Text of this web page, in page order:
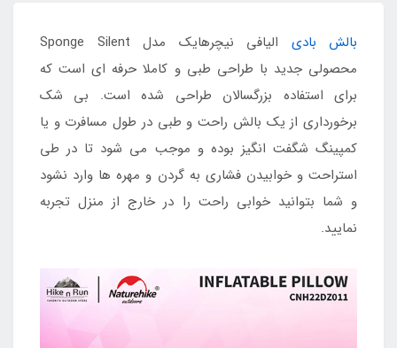
بالش بادی
الیافی نیچرهایک مدل Sponge Silent
محصولی جدید با طراحی طبی و کاملا حرفه ای است که
برای استفاده بزرگسالان طراحی شده است. بی شک
برخورداری از یک بالش راحت و طبی در طول مسافرت و یا
کمپینگ شگفت انگیز بوده و موجب می شود تا در طی
استراحت و خوابیدن فشاری به گردن و مهره ها وارد نشود
و شما بتوانید خوابی راحت را در خارج از منزل تجربه
نمایید.